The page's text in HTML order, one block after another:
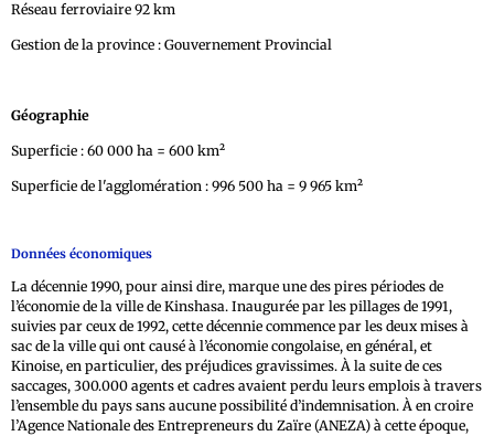
Réseau ferroviaire 92 km
Gestion de la province : Gouvernement Provincial
Géographie
Superficie : 60 000 ha = 600 km²
Superficie de l'agglomération : 996 500 ha = 9 965 km²
Données économiques
La décennie 1990, pour ainsi dire, marque une des pires périodes de
l’économie de la ville de Kinshasa. Inaugurée par les pillages de 1991,
suivies par ceux de 1992, cette décennie commence par les deux mises à
sac de la ville qui ont causé à l’économie congolaise, en général, et
Kinoise, en particulier, des préjudices gravissimes. À la suite de ces
saccages, 300.000 agents et cadres avaient perdu leurs emplois à travers
l’ensemble du pays sans aucune possibilité d’indemnisation. À en croire
l’Agence Nationale des Entrepreneurs du Zaïre (ANEZA) à cette époque,